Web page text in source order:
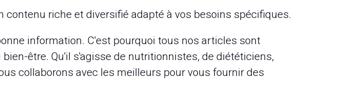
riche et diversifié adapté à vos besoins spécifiques.
information. C'est pourquoi tous nos articles sont
être. Qu'il s'agisse de nutritionnistes, de diététiciens,
collaborons avec les meilleurs pour vous fournir des